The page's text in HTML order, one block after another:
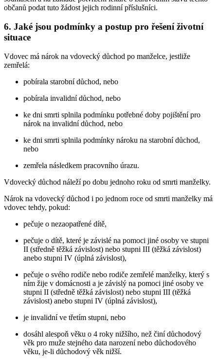
občanů podat tuto žádost jejich rodinní příslušníci.
6. Jaké jsou podmínky a postup pro řešení životní
situace
Vdovec má nárok na vdovecký důchod po manželce, jestliže
zemřelá:
pobírala starobní důchod, nebo
pobírala invalidní důchod, nebo
ke dni smrti splnila podmínku potřebné doby pojištění pro
nárok na invalidní důchod, nebo
ke dni smrti splnila podmínky nároku na starobní důchod,
nebo
zemřela následkem pracovního úrazu.
Vdovecký důchod náleží po dobu jednoho roku od smrti manželky.
Nárok na vdovecký důchod i po jednom roce od smrti manželky má
vdovec tehdy, pokud:
pečuje o nezaopatřené dítě,
pečuje o dítě, které je závislé na pomoci jiné osoby ve stupni
II (středně těžká závislost) nebo stupni III (těžká závislost)
anebo stupni IV (úplná závislost),
pečuje o svého rodiče nebo rodiče zemřelé manželky, který s
ním žije v domácnosti a je závislý na pomoci jiné osoby ve
stupni II (středně těžká závislost) nebo stupni III (těžká
závislost) anebo stupni IV (úplná závislost),
je invalidní ve třetím stupni, nebo
dosáhl alespoň věku o 4 roky nižšího, než činí důchodový
věk pro muže stejného data narození nebo důchodového
věku, je-li důchodový věk nižší.